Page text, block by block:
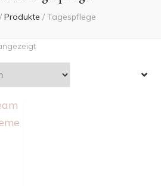
/ Produkte / Tagespflege